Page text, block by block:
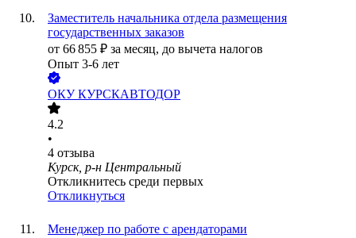
Заместитель начальника отдела размещения
государственных заказов
от 66 855 ₽ за месяц, до вычета налогов
Опыт 3-6 лет
ОКУ КУРСКАВТОДОР
4.2
•
4 отзыва
Курск, р-н Центральный
Откликнитесь среди первых
Откликнуться
Менеджер по работе с арендаторами